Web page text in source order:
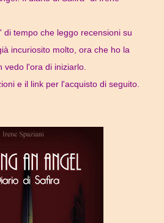
di tempo che leggo recensioni su
incuriosito molto, ora che ho la
vedo l'ora di iniziarlo.
e il link per l'acquisto di seguito.